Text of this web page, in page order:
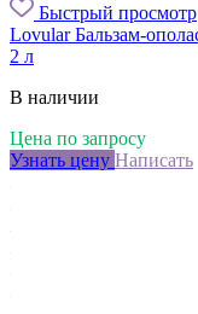
Быстрый просмотр
Lovular Бальзам-
2 л
В наличии
Цена по запросу
Узнать цену Написать